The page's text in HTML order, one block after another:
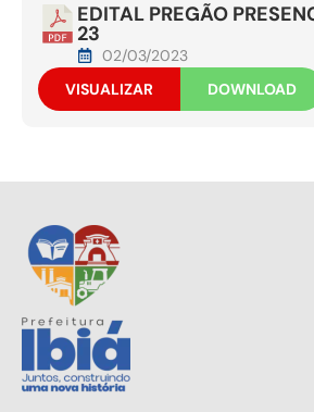
EDITAL PREGÃO
23
02/03/2023
VISUALIZAR
DOWNLOAD